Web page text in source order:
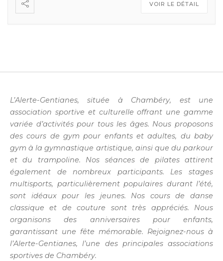
VOIR LE DÉTAIL
L’Alerte-Gentianes, située à Chambéry, est une
association sportive et culturelle offrant une gamme
variée d’activités pour tous les âges. Nous proposons
des cours de gym pour enfants et adultes, du baby
gym à la gymnastique artistique, ainsi que du parkour
et du trampoline. Nos séances de pilates attirent
également de nombreux participants. Les stages
multisports, particulièrement populaires durant l’été,
sont idéaux pour les jeunes. Nos cours de danse
classique et de couture sont très appréciés. Nous
organisons des anniversaires pour enfants,
garantissant une fête mémorable. Rejoignez-nous à
l’Alerte-Gentianes, l’une des principales associations
sportives de Chambéry.